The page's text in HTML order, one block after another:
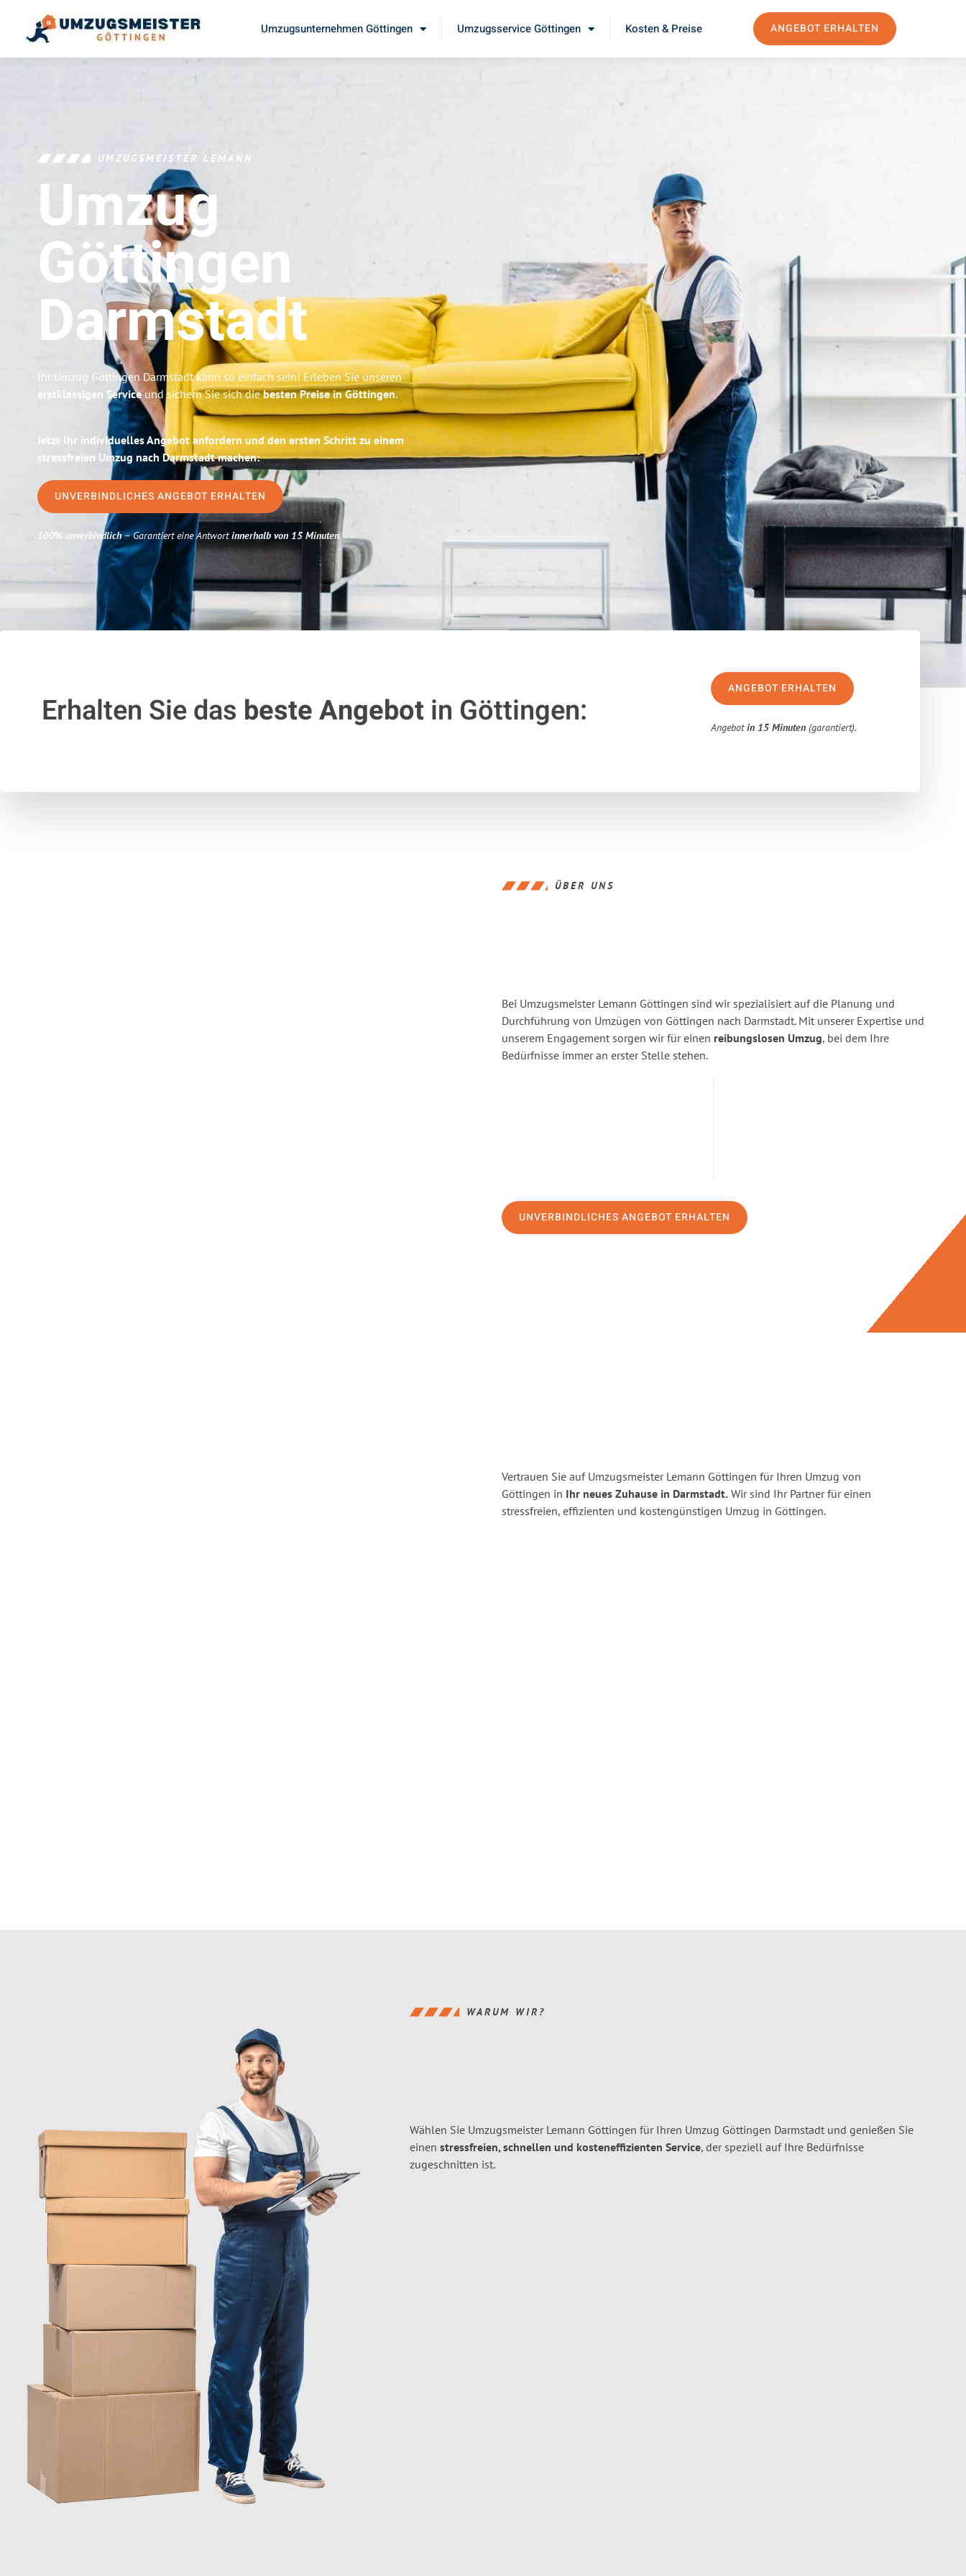
Umzugsunternehmen Göttingen Umzugsservice Göttingen Kosten & Preise ANGEBOT ERHALTEN
UMZUGSMEISTER LEMANN
Umzug
Göttingen
Darmstadt
Ihr Umzug Göttingen Darmstadt kann so einfach sein! Erleben Sie unseren
erstklassigen Serviceund sichern Sie sich diebesten Preise in Göttingen.
Jetzt Ihr individuelles Angebot anfordern und den ersten Schritt zu einem
stressfreien Umzug nach Darmstadt machen:
UNVERBINDLICHES ANGEBOT ERHALTEN
100% unverbindlich– Garantiert eine Antwortinnerhalb von 15 Minuten.
Erhalten Sie das beste Angebotin Göttingen:
ANGEBOT ERHALTEN
Angebotin 15 Minuten (garantiert).
ÜBER UNS
Bei Umzugsmeister Lemann Göttingen sind wir spezialisiert auf die Planung und
Durchführung von Umzügen von Göttingen nach Darmstadt. Mit unserer Expertise und
unserem Engagement sorgen wir für einen reibungslosen Umzug, bei dem Ihre
Bedürfnisse immer an erster Stelle stehen.
UNVERBINDLICHES ANGEBOT ERHALTEN
Vertrauen Sie auf Umzugsmeister Lemann Göttingen für Ihren Umzug von
Göttingen in Ihr neues Zuhause in Darmstadt. Wir sind Ihr Partner für einen
stressfreien, effizienten und kostengünstigen Umzug in Göttingen.
WARUM WIR?
Wählen Sie Umzugsmeister Lemann Göttingen für Ihren Umzug Göttingen Darmstadt und genießen Sie
einen stressfreien, schnellen und kosteneffizienten Service, der speziell auf Ihre Bedürfnisse
zugeschnitten ist.